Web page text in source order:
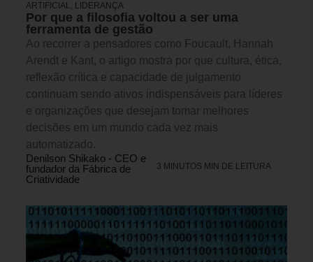
ARTIFICIAL
LIDERANÇA
Por que a filosofia voltou a ser uma
ferramenta de gestão
Ao recorrer a pensadores como Foucault, Hannah
Arendt e Kant, o artigo mostra por que cultura, ética,
reflexão crítica e capacidade de julgamento
continuam sendo ativos indispensáveis para líderes
e organizações que desejam tomar melhores
decisões em um mundo cada vez mais
automatizado.
Denilson Shikako - CEO e
fundador da Fábrica de
Criatividade
3 MINUTOS MIN DE LEITURA